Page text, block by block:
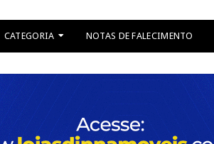
CATEGORIA NOTAS DE FALECIMENTO